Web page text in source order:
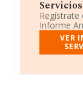
Informe
VER